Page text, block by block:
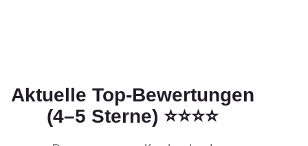
Ich bin wirklich begeistert von dem T-Shirt!
Die Qualität ist super, der Stoff fühlt sich